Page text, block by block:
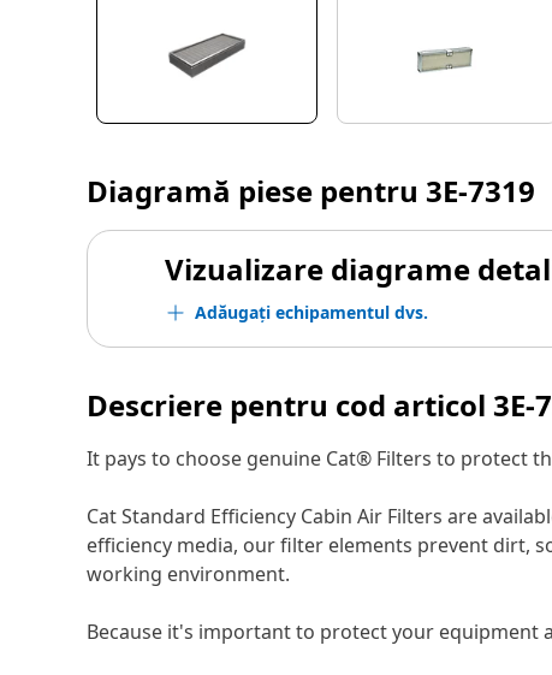
Diagramă piese pentru 3E-7319
Vizualizare diagrame
Adăugați echipamentul dvs.
Descriere pentru cod articol 3E-
It pays to choose genuine Cat® Filters to protect
Cat Standard Efficiency Cabin Air Filters are
efficiency media, our filter elements prevent dirt,
working environment.
Because it's important to protect your equipment